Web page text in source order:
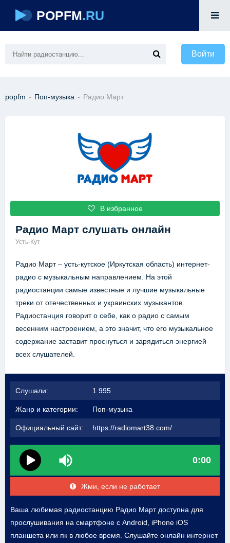
POPFM.RU
Войти
popfm - Поп-музыка - Радио Март
В избранное
Радио Март слушать онлайн
Усть-Кут
Радио Март – усть-кутское (Иркутская область) интернет-
радио с музыкальным направлением. На этой
радиостанции самые известные и лучшие музыкальные
треки от отечественных и украинских музыкантов.
Радиостанция говорит о себе, как о радио с самым
весенним настроением, а это значит, что его музыкальное
содержание заставит проснуться и зарядиться энергией
всех слушателей.
Слушали: 1 995
Жанр и категории: Поп-музыка
Официальный сайт: https://radiomart38.com/
0:00
Жми, если не работает
Ваша любимая радиостанцию Радио Март доступна для
прослушивания на смартфоне с Android, iPhone iOS
планшета или пк в любое время. Слушайте онлайн интернет